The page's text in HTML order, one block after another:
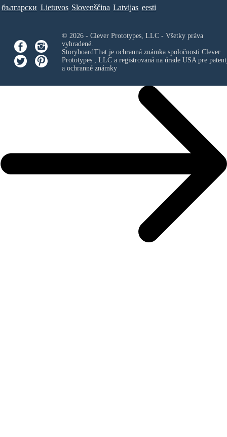
български Lietuvos Slovenščina Latvijas eesti
© 2026 - Clever Prototypes, LLC - Všetky práva
vyhradené.
StoryboardThat je ochranná známka spoločnosti Clever
Prototypes , LLCa registrovaná na úrade USA pre
a ochranné známky